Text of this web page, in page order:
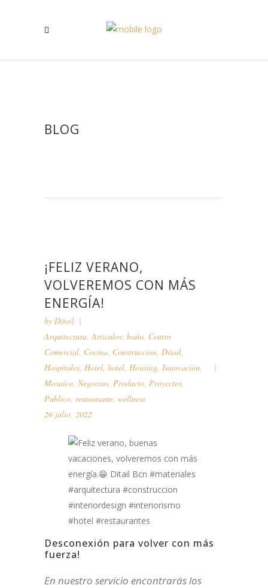
BLOG
¡FELIZ VERANO,
VOLVEREMOS CON MÁS
ENERGÍA!
by Ditail
Arquitectura,Artículos, baño, Centro
Comercial, Cocina, Construccion, Ditail,
Hospitales, Hotel, hotel, Housing, Innovación,
Mosaico, Negocios, Producto, Proyectos,
Publico, restaurante, wellness
26 julio, 2022
Desconexión para volver con más
fuerza!
En nuestro servicio encontrarás los